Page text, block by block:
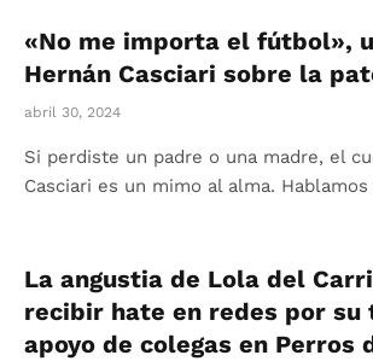
«No me importa el fútbol»,
Hernán Casciari sobre la
abril 30, 2024
Si perdiste un padre o una madre, el
Casciari es un mimo al alma.
La angustia de Lola del
recibir hate en redes por su
apoyo de colegas en Perros